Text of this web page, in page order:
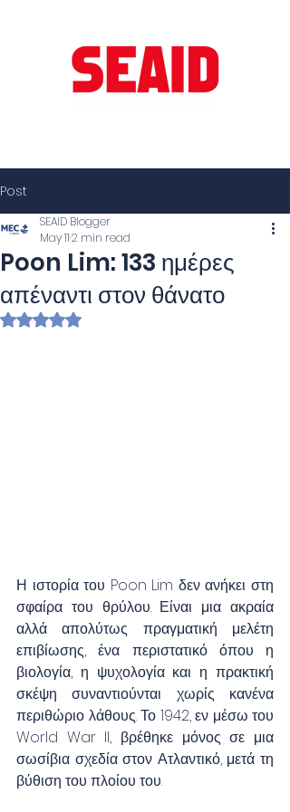
Post
Poon Lim: 133 ημέρες
απέναντι στον θάνατο
SEAID Blogger
May 112 min read
Rated NaN out of 5 stars.
Η ιστορία του Poon Lim δεν ανήκει στη
σφαίρα του θρύλου. Είναι μια ακραία
αλλά απολύτως πραγματική μελέτη
επιβίωσης, ένα περιστατικό όπου η
βιολογία, η ψυχολογία και η πρακτική
σκέψη συναντιούνται χωρίς κανένα
περιθώριο λάθους. Το 1942, εν μέσω του
World War II, βρέθηκε μόνος σε μια
σωσίβια σχεδία στον Ατλαντικό, μετά τη
βύθιση του πλοίου του.